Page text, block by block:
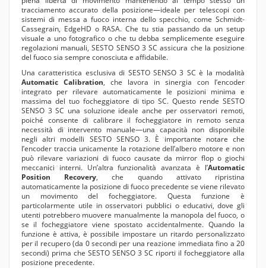
tracciamento accurato della posizione—ideale per telescopi con
sistemi di messa a fuoco interna dello specchio, come Schmidt-
Cassegrain, EdgeHD o RASA. Che tu stia passando da un setup
visuale a uno fotografico o che tu debba semplicemente eseguire
regolazioni manuali, SESTO SENSO 3 SC assicura che la posizione
del fuoco sia sempre conosciuta e affidabile.
Una caratteristica esclusiva di SESTO SENSO 3 SC è la modalità
Automatic Calibration, che lavora in sinergia con l’encoder
integrato per rilevare automaticamente le posizioni minima e
massima del tuo focheggiatore di tipo SC. Questo rende SESTO
SENSO 3 SC una soluzione ideale anche per osservatori remoti,
poiché consente di calibrare il focheggiatore in remoto senza
necessità di intervento manuale—una capacità non disponibile
negli altri modelli SESTO SENSO 3. È importante notare che
l’encoder traccia unicamente la rotazione dell’albero motore e non
può rilevare variazioni di fuoco causate da mirror flop o giochi
meccanici interni. Un’altra funzionalità avanzata è l’Automatic
Position Recovery, che quando attivato ripristina
automaticamente la posizione di fuoco precedente se viene rilevato
un movimento del focheggiatore. Questa funzione è
particolarmente utile in osservatori pubblici o educativi, dove gli
utenti potrebbero muovere manualmente la manopola del fuoco, o
se il focheggiatore viene spostato accidentalmente. Quando la
funzione è attiva, è possibile impostare un ritardo personalizzato
per il recupero (da 0 secondi per una reazione immediata fino a 20
secondi) prima che SESTO SENSO 3 SC riporti il focheggiatore alla
posizione precedente.